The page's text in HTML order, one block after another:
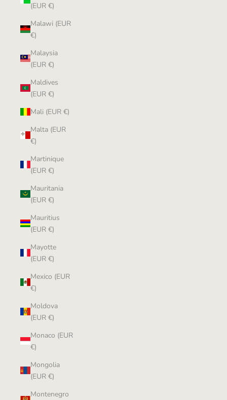
(EUR €)
Malawi (EUR
€)
Malaysia
(EUR €)
Maldives
(EUR €)
Mali (EUR €)
Malta (EUR
€)
Martinique
(EUR €)
Mauritania
(EUR €)
Mauritius
(EUR €)
Mayotte
(EUR €)
Mexico (EUR
€)
Moldova
(EUR €)
Monaco (EUR
€)
Mongolia
(EUR €)
Montenegro